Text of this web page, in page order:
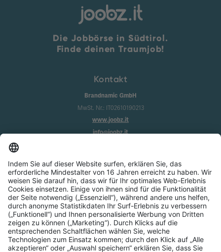
Die Jobbörse in Südtirol.
Finde deinen Traumjob!
Kontakt
Brandnamic GmbH
MwSt. Nr.: IT02610190213
www.joobz.it
info@joobz.it
Impressum
Datenschutz
AGB
Cookie-Einstellungen
Service
Über uns